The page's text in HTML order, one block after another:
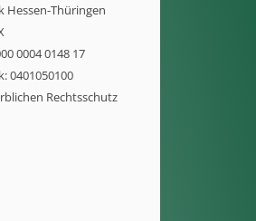
Hessen-Thüringen
0004 0148 17
0401050100
Rechtsschutz